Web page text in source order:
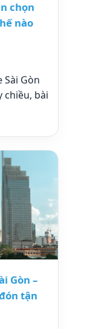
chọn
nào
Gòn
chiều, bài
Gòn –
tận